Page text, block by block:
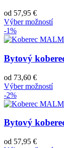
od 57,95 €
Výber možností
-1%
Bytový
od 73,60 €
Výber možností
-2%
Bytový
od 57,95 €